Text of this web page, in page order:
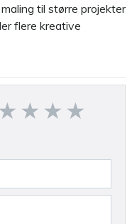
til større projekter
flere kreative
og karakter, og
Natural White
og mørke toner, og
linned og keramik.
lugtfri, og nem at
700 ml rækker typisk til